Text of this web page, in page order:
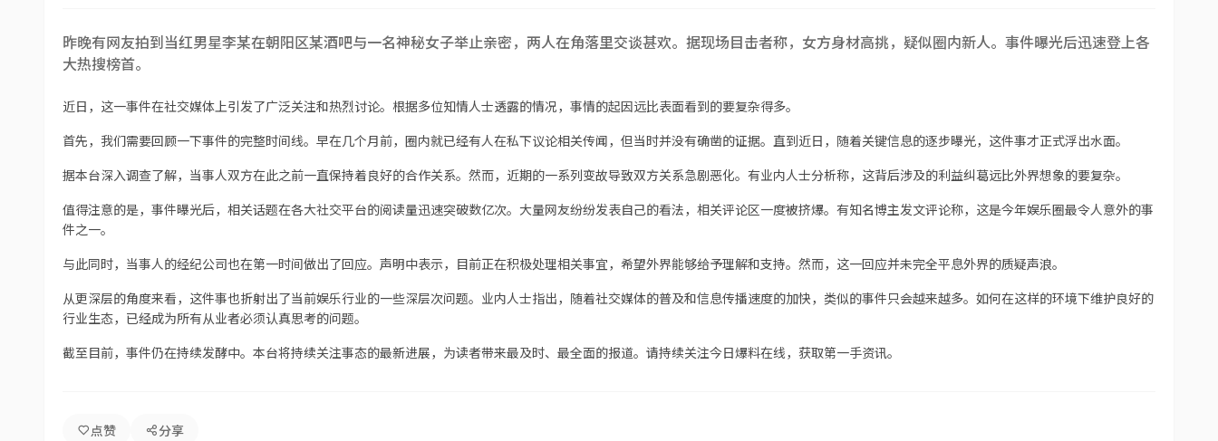
昨晚有网友拍到当红男星李某在朝阳区某酒吧与一名神秘女子举止亲密，两人在角落里交谈甚欢。据现场目击者称，女方身材高挑，疑似圈内新人。事件曝光后迅速登上各
大热搜榜首。
近日，这一事件在社交媒体上引发了广泛关注和热烈讨论。根据多位知情人士透露的情况，事情的起因远比表面看到的要复杂得多。
首先，我们需要回顾一下事件的完整时间线。早在几个月前，圈内就已经有人在私下议论相关传闻，但当时并没有确凿的证据。直到近日，随着关键信息的逐步曝光，这件事才正式浮出水面。
据本台深入调查了解，当事人双方在此之前一直保持着良好的合作关系。然而，近期的一系列变故导致双方关系急剧恶化。有业内人士分析称，这背后涉及的利益纠葛远比外界想象的要复杂。
值得注意的是，事件曝光后，相关话题在各大社交平台的阅读量迅速突破数亿次。大量网友纷纷发表自己的看法，相关评论区一度被挤爆。有知名博主发文评论称，这是今年娱乐圈最令人意外的事
件之一。
与此同时，当事人的经纪公司也在第一时间做出了回应。声明中表示，目前正在积极处理相关事宜，希望外界能够给予理解和支持。然而，这一回应并未完全平息外界的质疑声浪。
从更深层的角度来看，这件事也折射出了当前娱乐行业的一些深层次问题。业内人士指出，随着社交媒体的普及和信息传播速度的加快，类似的事件只会越来越多。如何在这样的环境下维护良好的
行业生态，已经成为所有从业者必须认真思考的问题。
截至目前，事件仍在持续发酵中。本台将持续关注事态的最新进展，为读者带来最及时、最全面的报道。请持续关注今日爆料在线，获取第一手资讯。
点赞 分享